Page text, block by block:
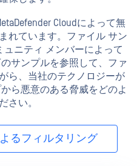
Cloudによって無
れています。ファイル サン
ュニティ メンバーによって
サンプルを参照して、ファ
ら、当社のテクノロジーが
ら悪意のある脅威をどのよ
さい。
るフィルタリング